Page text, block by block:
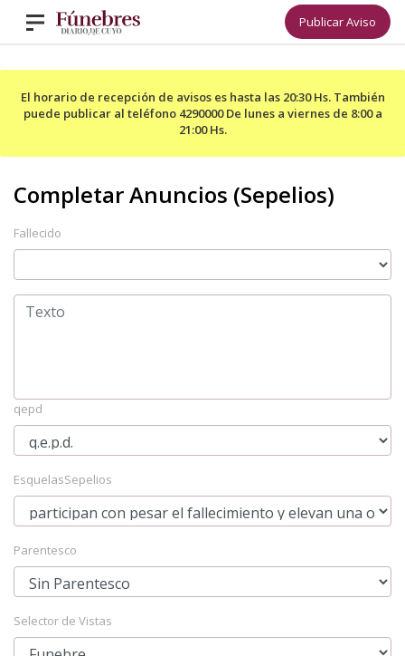
Publicar Aviso
El horario de recepción de avisos es hasta las 20:30 Hs. También
puede publicar al teléfono 4290000 De lunes a viernes de 8:00 a
21:00 Hs.
Fallecido
qepd
EsquelasSepelios
Parentesco
Selector de Vistas